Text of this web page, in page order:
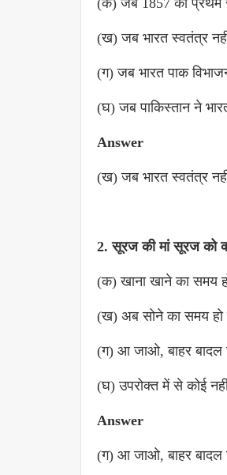
(क) जब 1857 का प्रथम
(ख) जब भारत स्वतंत्र
(ग) जब भारत पाक
(घ) जब पाकिस्तान ने
Answer
(ख) जब भारत स्वतंत्र
2. सूरज की मां सूरज को
(क) खाना खाने का समय
(ख) अब सोने का समय हो
(ग) आ जाओ, बाहर बादल
(घ) उपरोक्त में से कोई
Answer
(ग) आ जाओ, बाहर बादल